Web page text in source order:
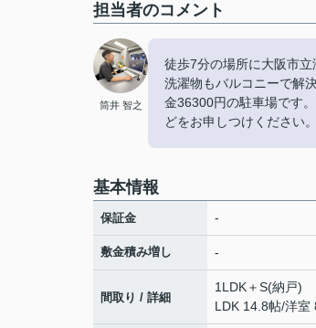
担当者のコメント
筒井 智之
徒歩7分の場所に大阪市
洗濯物もバルコニーで解
金36300円の駐車場です
どをお申しつけください
基本情報
保証金 -
敷金積み増し -
間取り / 詳細
1LDK＋S(納戸)
LDK 14.8帖/洋室